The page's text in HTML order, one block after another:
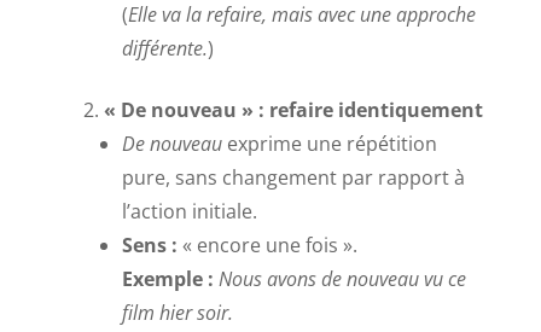
(Elle va la refaire, mais avec une approche
différente.)
« De nouveau » : refaire identiquement
De nouveauexprime une répétition
pure, sans changement par rapport à
l’action initiale.
Sens : « encore une fois ».
Exemple : Nous avons de nouveau vu ce
film hier soir.